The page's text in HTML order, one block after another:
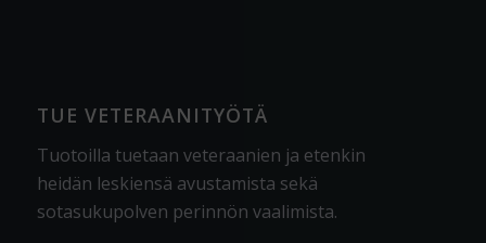
TUE VETERAANITYÖTÄ
Tuotoilla tuetaan veteraanien ja etenkin
heidän leskiensä avustamista sekä
sotasukupolven perinnön vaalimista.